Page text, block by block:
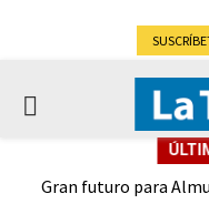
PRIMARY
Gran futuro para